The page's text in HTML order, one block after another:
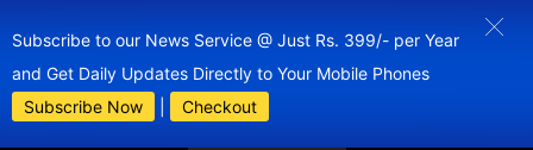
Subscribe to our News Service @ Just Rs. 399/- per Year
and Get Daily Updates Directly to Your Mobile Phones
Subscribe Now
Checkout